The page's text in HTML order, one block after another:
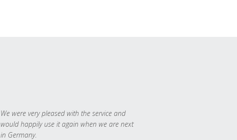
We were very pleased with the service and
would happily use it again when we are next
in Germany.